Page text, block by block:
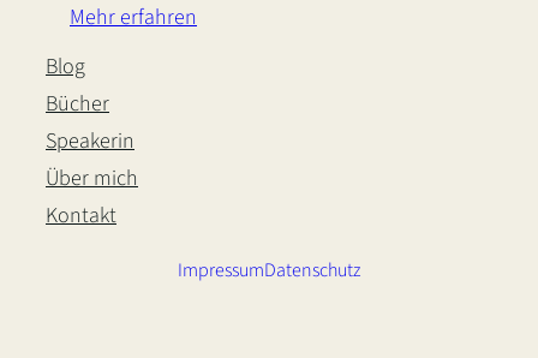
Mehr erfahren
Blog
Bücher
Speakerin
Über mich
Kontakt
ImpressumDatenschutz